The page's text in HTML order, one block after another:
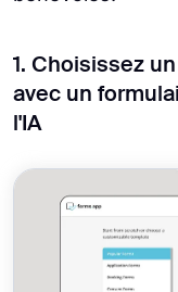
1. Choisissez
avec un
l'IA